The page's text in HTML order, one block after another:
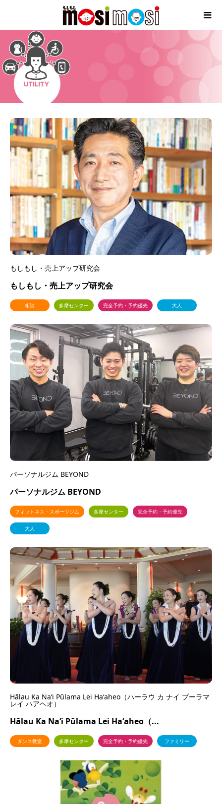
もしもし・売上アップ研究会
もしもし・売上アップ研究会
相談 多摩センター 完全予約・予約優先 大人
パーソナルジム BEYOND
パーソナルジム BEYOND
フィットネス・スポーツジム 多摩センター 完全予約・予約優先
大人
Hālau Ka Naʻi Pūlama Lei Haʻaheo（ハーラウ カ ナイ プーラマ
レイ ハアヘオ）
Hālau Ka Naʻi Pūlama Lei Haʻaheo（...
ダンス教室 多摩センター 完全予約・予約優先 ファミリー